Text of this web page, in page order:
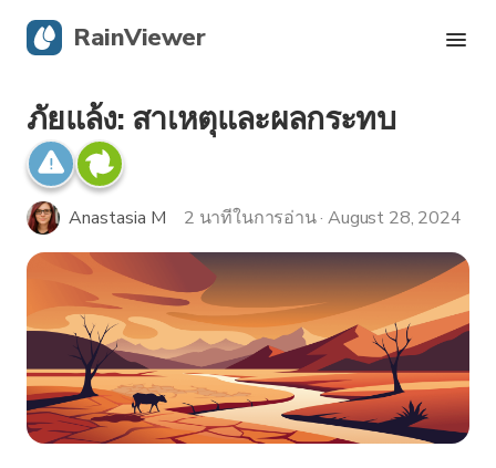
ภัยแล้ง: สาเหตุและผลกระทบ
Anastasia M 2 นาทีในการอ่าน · August 28, 2024
RainViewer
เรดาร์สด
การติดตามพายุเฮอริเคน
บล็อก
รับแอป